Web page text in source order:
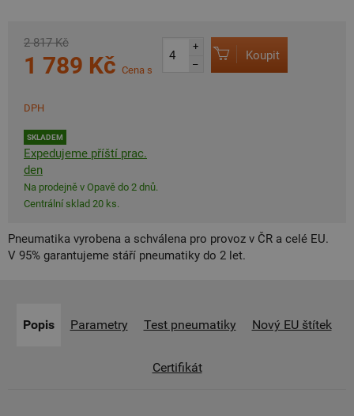
2 817 Kč
1 789 Kč Cena s
DPH
SKLADEM
Expedujeme příští prac.
den
Na prodejně v Opavě do 2 dnů.
Centrální sklad 20 ks.
+
–
Koupit
Pneumatika vyrobena a schválena pro provoz v ČR a celé EU.
V 95% garantujeme stáří pneumatiky do 2 let.
Popis Parametry Test pneumatiky Nový EU štítek
Certifikát